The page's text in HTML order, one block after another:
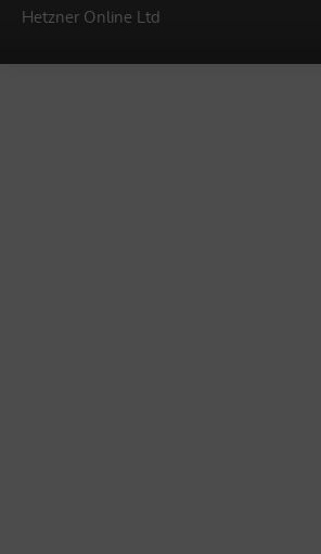
Hetzner Online Ltd